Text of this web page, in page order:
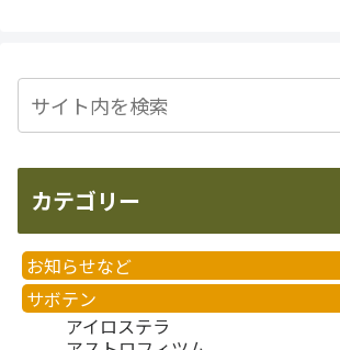
カテゴリー
お知らせなど
サボテン
アイロステラ